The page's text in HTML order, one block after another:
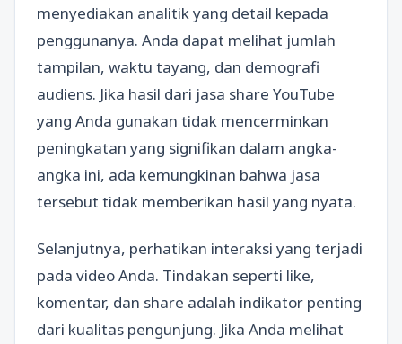
menyediakan analitik yang detail kepada
penggunanya. Anda dapat melihat jumlah
tampilan, waktu tayang, dan demografi
audiens. Jika hasil dari jasa share YouTube
yang Anda gunakan tidak mencerminkan
peningkatan yang signifikan dalam angka-
angka ini, ada kemungkinan bahwa jasa
tersebut tidak memberikan hasil yang nyata.
Selanjutnya, perhatikan interaksi yang terjadi
pada video Anda. Tindakan seperti like,
komentar, dan share adalah indikator penting
dari kualitas pengunjung. Jika Anda melihat